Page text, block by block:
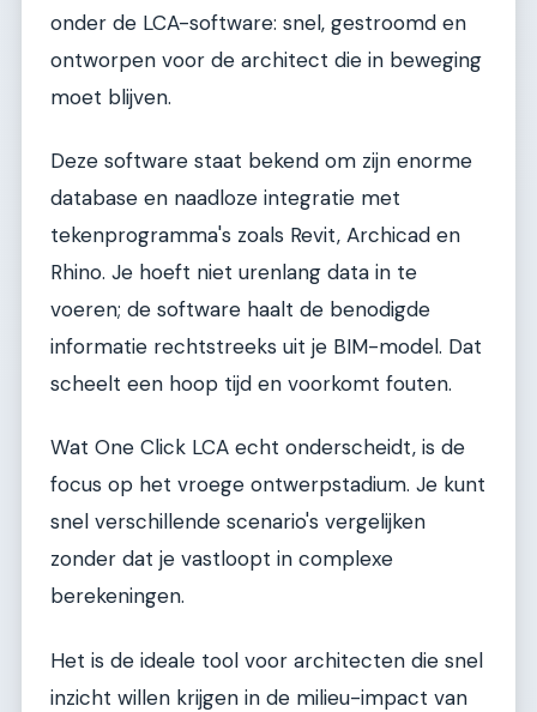
onder de LCA-software: snel, gestroomd en
ontworpen voor de architect die in beweging
moet blijven.
Deze software staat bekend om zijn enorme
database en naadloze integratie met
tekenprogramma's zoals Revit, Archicad en
Rhino. Je hoeft niet urenlang data in te
voeren; de software haalt de benodigde
informatie rechtstreeks uit je BIM-model. Dat
scheelt een hoop tijd en voorkomt fouten.
Wat One Click LCA echt onderscheidt, is de
focus op het vroege ontwerpstadium. Je kunt
snel verschillende scenario's vergelijken
zonder dat je vastloopt in complexe
berekeningen.
Het is de ideale tool voor architecten die snel
inzicht willen krijgen in de milieu-impact van